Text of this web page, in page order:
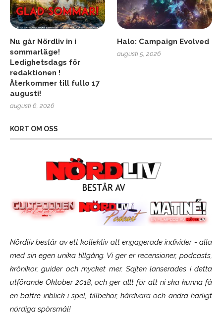
Nu går Nördliv in i
sommarläge!
Ledighetsdags för
redaktionen !
Återkommer till fullo 17
augusti!
augusti 6, 2026
Halo: Campaign Evolved
augusti 5, 2026
KORT OM OSS
Nördliv består av ett kollektiv att engagerade individer - alla
med sin egen unika tillgång. Vi ger er recensioner, podcasts,
krönikor, guider och mycket mer. Sajten lanserades i detta
utförande Oktober 2018, och ger allt för att ni ska kunna få
en bättre inblick i spel, tillbehör, hårdvara och andra härligt
nördiga spörsmål!